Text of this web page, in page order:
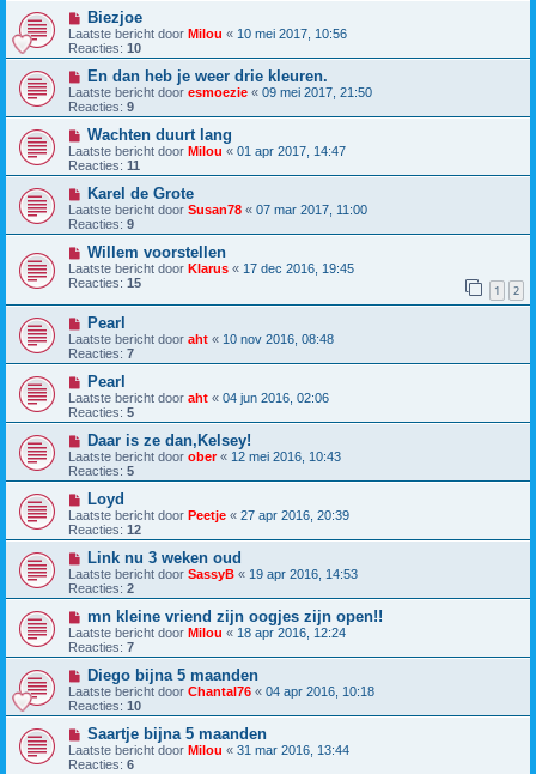
Biezjoe
Laatste bericht door Milou « 10 mei 2017, 10:56
Reacties: 10
En dan heb je weer drie kleuren.
Laatste bericht door esmoezie « 09 mei 2017, 21:50
Reacties: 9
Wachten duurt lang
Laatste bericht door Milou « 01 apr 2017, 14:47
Reacties: 11
Karel de Grote
Laatste bericht door Susan78 « 07 mar 2017, 11:00
Reacties: 9
Willem voorstellen
Laatste bericht door Klarus « 17 dec 2016, 19:45
Reacties: 15 1 2
Pearl
Laatste bericht door aht « 10 nov 2016, 08:48
Reacties: 7
Pearl
Laatste bericht door aht « 04 jun 2016, 02:06
Reacties: 5
Daar is ze dan,Kelsey!
Laatste bericht door ober« 12 mei 2016, 10:43
Reacties: 5
Loyd
Laatste bericht door Peetje « 27 apr 2016, 20:39
Reacties: 12
Link nu 3 weken oud
Laatste bericht door SassyB « 19 apr 2016, 14:53
Reacties: 2
mn kleine vriend zijn oogjes zijn open!!
Laatste bericht door Milou « 18 apr 2016, 12:24
Reacties: 7
Diego bijna 5 maanden
Laatste bericht door Chantal76 « 04 apr 2016, 10:18
Reacties: 10
Saartje bijna 5 maanden
Laatste bericht door Milou « 31 mar 2016, 13:44
Reacties: 6